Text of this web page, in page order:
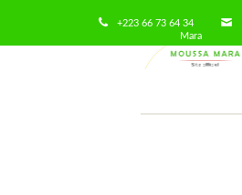
+223 66 73 64 34
Mara